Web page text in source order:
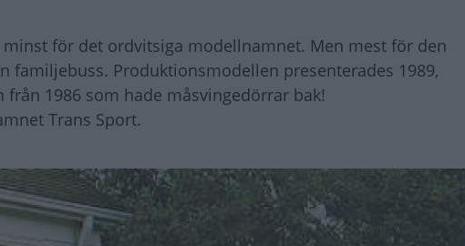
minst för det ordvitsiga modellnamnet. Men mest för den
familjebuss. Produktionsmodellen presenterades 1989,
1986 som hade måsvingedörrar bak!
Trans Sport.